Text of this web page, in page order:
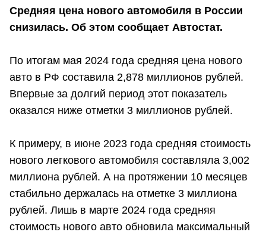
Средняя цена нового автомобиля в России
снизилась. Об этом сообщает Автостат.
По итогам мая 2024 года средняя цена нового
авто в РФ составила 2,878 миллионов рублей.
Впервые за долгий период этот показатель
оказался ниже отметки 3 миллионов рублей.
К примеру, в июне 2023 года средняя стоимость
нового легкового автомобиля составляла 3,002
миллиона рублей. А на протяжении 10 месяцев
стабильно держалась на отметке 3 миллиона
рублей. Лишь в марте 2024 года средняя
стоимость нового авто обновила максимальный